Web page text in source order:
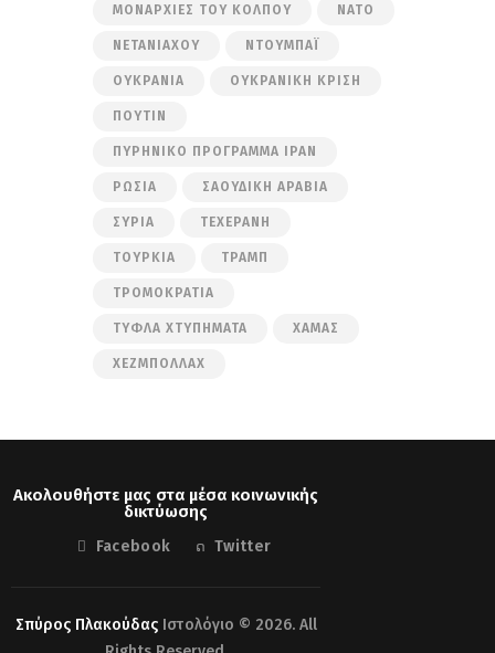
ΜΟΝΑΡΧΊΕΣ ΤΟΥ ΚΌΛΠΟΥ ΝΑΤΟ
ΝΕΤΑΝΙΆΧΟΥ ΝΤΟΥΜΠΆΙ
ΟΥΚΡΑΝΊΑ ΟΥΚΡΑΝΙΚΉ ΚΡΊΣΗ
ΠΟΎΤΙΝ
ΠΥΡΗΝΙΚΌ ΠΡΌΓΡΑΜΜΑ ΙΡΆΝ
ΡΩΣΊΑ ΣΑΟΥΔΙΚΉ ΑΡΑΒΊΑ
ΣΥΡΊΑ ΤΕΧΕΡΆΝΗ
ΤΟΥΡΚΊΑ ΤΡΑΜΠ
ΤΡΟΜΟΚΡΑΤΊΑ
ΤΥΦΛΆ ΧΤΥΠΉΜΑΤΑ ΧΑΜΆΣ
ΧΕΖΜΠΟΛΛΆΧ
Ακολουθήστε μας στα μέσα κοινωνικής
δικτύωσης
Facebook Twitter
Σπύρος ΠλακούδαςΙστολόγιο © 2026. All